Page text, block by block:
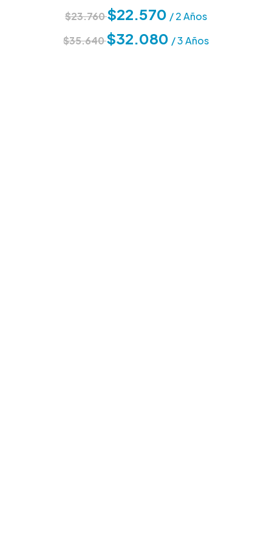
$23.760$22.570 / 2 Años
$35.640$32.080 / 3 Años